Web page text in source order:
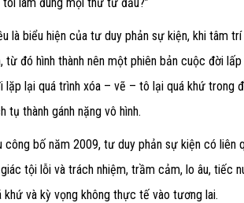
là biểu hiện của tư duy phản sự kiện, khi tâm
từ đó hình thành nên một phiên bản cuộc đời
lại quá trình xóa – vẽ – tô lại quá khứ trong
tụ thành gánh nặng vô hình.
bố năm 2009, tư duy phản sự kiện có liên
tội lỗi và trách nhiệm, trầm cảm, lo âu, tiếc
và kỳ vọng không thực tế vào tương lai.